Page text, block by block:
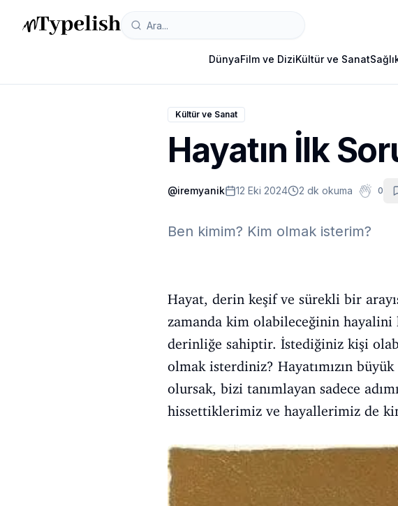
DünyaFilm ve DiziKültür ve Sanat
Kültür ve Sanat
Hayatın İlk
@iremyanik 12 Eki 2024 2 dk okuma 0
Ben kimim? Kim olmak isterim?
Hayat, derin keşif ve sürekli bir
zamanda kim olabileceğinin hayalini
derinliğe sahiptir. İstediğiniz kişi
olmak isterdiniz? Hayatımızın
olursak, bizi tanımlayan sadece
hissettiklerimiz ve hayallerimiz de